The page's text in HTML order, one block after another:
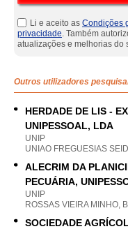
Li e aceito as Condições
privacidade. Também
atualizações e melhorias do
Outros utilizadores
HERDADE DE LIS -
UNIPESSOAL, LDA
UNIP
UNIAO FREGUESIAS
ALECRIM DA
PECUÁRIA,
UNIP
ROSSAS VIEIRA MINHO,
SOCIEDADE